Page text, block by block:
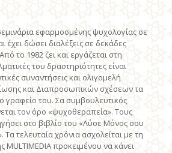
εφαρμοσμένης ψυχολογίας σε
έχει δώσει διαλέξεις σε δεκάδες
το 1982 ζει και εργάζεται στη
του δραστηριότητες είναι
συναντήσεις και ολιγομελή
και Διαπροσωπικών σχέσεων τα
γραφείο του. Σα συμβουλευτικός
τον όρο «ψυχοθεραπεία». Tους
στο βιβλίο του «Λύσε Mόνος σου
τελευταία χρόνια ασχολείται με τη
προκειμένου να κάνει